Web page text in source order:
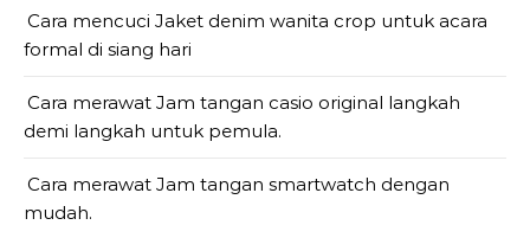
Cara mencuci Jaket denim wanita crop untuk acara
formal di siang hari
Cara merawat Jam tangan casio original langkah
demi langkah untuk pemula.
Cara merawat Jam tangan smartwatch dengan
mudah.